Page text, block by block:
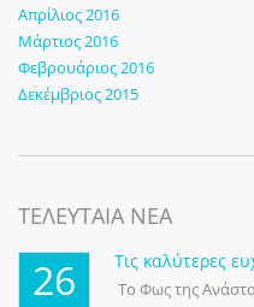
Απρίλιος 2016
Μάρτιος 2016
Φεβρουάριος 2016
Δεκέμβριος 2015
ΤΕΛΕΥΤΑΙΑ ΝΕΑ
26 Τις καλύτερες
Το Φως της